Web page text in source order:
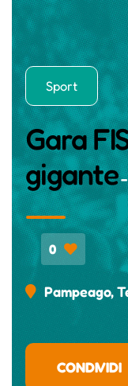
Sport
Gara
gigante-
0
Pampeago,
CONDIVIDI